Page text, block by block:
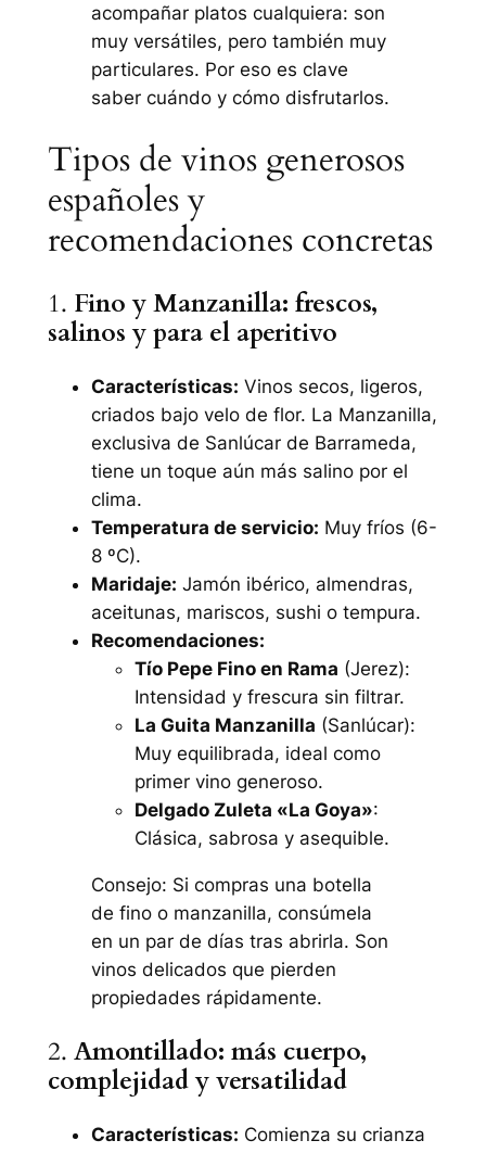
acompañar platos cualquiera: son
muy versátiles, pero también muy
particulares. Por eso es clave
saber cuándo y cómo disfrutarlos.
Tipos de vinos generosos
españoles y
recomendaciones concretas
1. Fino y Manzanilla: frescos,
salinos y para el aperitivo
Características: Vinos secos, ligeros,
criados bajo velo de flor. La Manzanilla,
exclusiva de Sanlúcar de Barrameda,
tiene un toque aún más salino por el
clima.
Temperatura de servicio: Muy fríos (6-
8 ºC).
Maridaje: Jamón ibérico, almendras,
aceitunas, mariscos, sushi o tempura.
Recomendaciones:
Tío Pepe Fino en Rama (Jerez):
Intensidad y frescura sin filtrar.
La Guita Manzanilla (Sanlúcar):
Muy equilibrada, ideal como
primer vino generoso.
Delgado Zuleta «La Goya»:
Clásica, sabrosa y asequible.
Consejo: Si compras una botella
de fino o manzanilla, consúmela
en un par de días tras abrirla. Son
vinos delicados que pierden
propiedades rápidamente.
2. Amontillado: más cuerpo,
complejidad y versatilidad
Características: Comienza su crianza